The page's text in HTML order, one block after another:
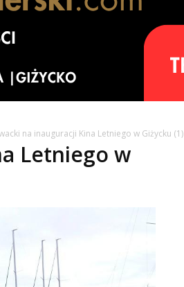
na inauguracji Kina Letniego w Giżycku (1)
Letniego w